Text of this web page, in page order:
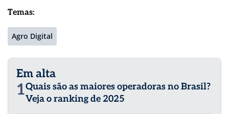
Temas:
Agro Digital
Em alta
1Quais são as maiores operadoras no Brasil?
Veja o ranking de 2025